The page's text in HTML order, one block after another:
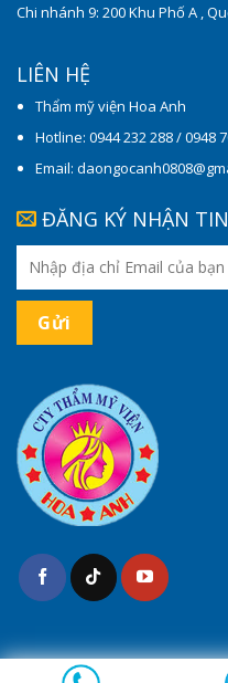
Chi nhánh 9: 200 Khu Phố A ,
LIÊN HỆ
Thẩm mỹ viện Hoa Anh
Hotline: 0944 232 288 / 0948
Email:
ĐĂNG KÝ NHẬN